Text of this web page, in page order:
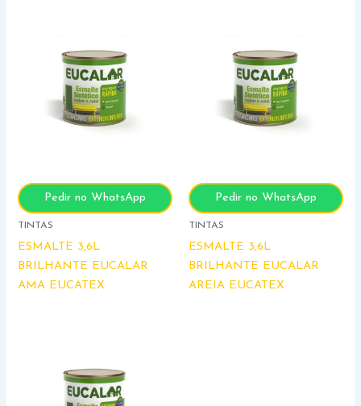
Pedir no WhatsApp
TINTAS
ESMALTE 3,6L
BRILHANTE EUCALAR
AMA EUCATEX
Pedir no WhatsApp
TINTAS
ESMALTE 3,6L
BRILHANTE EUCALAR
AREIA EUCATEX